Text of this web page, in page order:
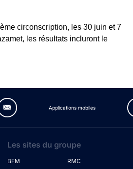
circonscription, les 30 juin et 7
les résultats incluront le
Applications mobiles
Les sites du groupe
BFM RMC